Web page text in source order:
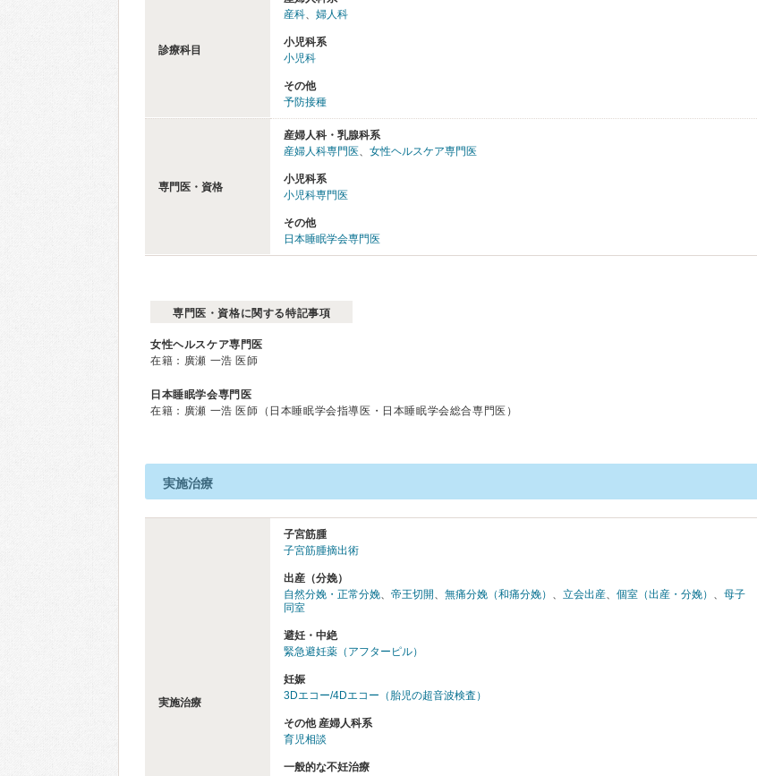
診療科目
産科、 婦人科
小児科系
小児科
その他
予防接種
専門医・資格
産婦人科・乳腺科系
産婦人科専門医、 女性ヘルスケア専門医
小児科系
小児科専門医
その他
日本睡眠学会専門医
専門医・資格に関する特記事項
女性ヘルスケア専門医
在籍：廣瀬 一浩 医師
日本睡眠学会専門医
在籍：廣瀬 一浩 医師（日本睡眠学会指導医・日本睡眠学会総合専門医）
実施治療
実施治療
子宮筋腫
子宮筋腫摘出術
出産（分娩）
自然分娩・正常分娩、 帝王切開、 無痛分娩（和痛分娩） 、 立会出産、 個室（出産・分娩） 、 母子
同室
避妊・中絶
緊急避妊薬（アフターピル）
妊娠
3Dエコー/4Dエコー（胎児の超音波検査）
その他 産婦人科系
育児相談
一般的な不妊治療